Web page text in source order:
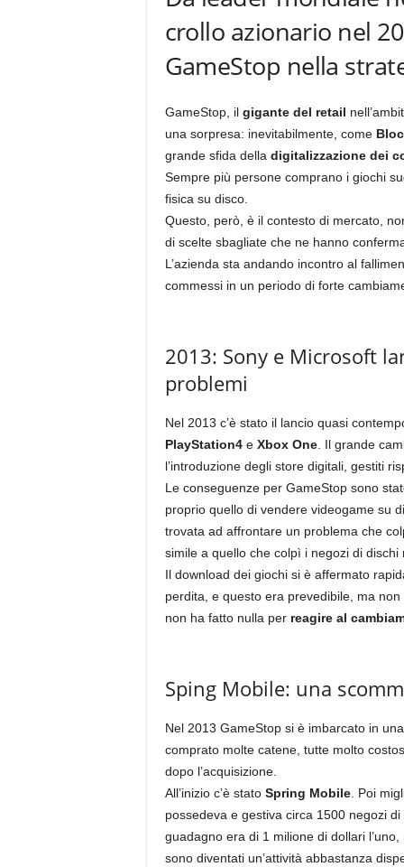
crollo azionario nel
GameStop nella
GameStop, il gigante del retail
una sorpresa: inevitabilmente, come
grande sfida della digitalizzazione dei
Sempre più persone comprano i giochi
fisica su disco.
Questo, però, è il contesto di mercato,
di scelte sbagliate che ne hanno
L’azienda sta andando incontro al
commessi in un periodo di forte
2013: Sony e Microsoft
problemi
Nel 2013 c’è stato il lancio quasi
PlayStation4 e Xbox One. Il grande
l’introduzione degli store digitali, gestiti
Le conseguenze per GameStop sono
proprio quello di vendere videogame su
trovata ad affrontare un problema che
simile a quello che colpì i negozi di dischi
Il download dei giochi si è affermato
perdita, e questo era prevedibile, ma
non ha fatto nulla per reagire al
Sping Mobile: una
Nel 2013 GameStop si è imbarcato in
comprato molte catene, tutte molto
dopo l’acquisizione.
All’inizio c’è stato Spring Mobile. Poi
possedeva e gestiva circa 1500 negozi
guadagno era di 1 milione di dollari
sono diventati un’attività abbastanza